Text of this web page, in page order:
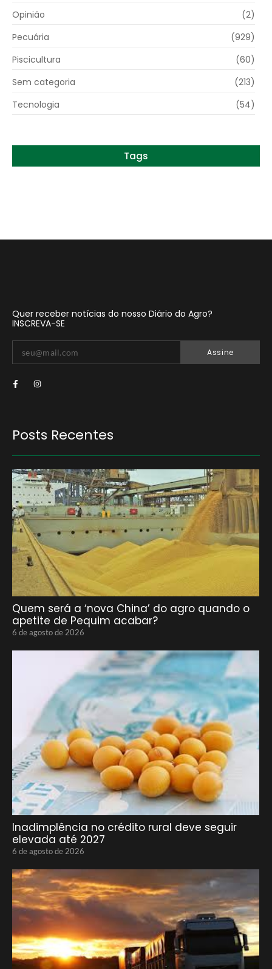
Opinião
(2)
Pecuária
(929)
Piscicultura
(60)
Sem categoria
(213)
Tecnologia
(54)
Tags
Quer receber notícias do nosso Diário do Agro?
INSCREVA-SE
Assine
Posts Recentes
Quem será a ‘nova China’ do agro quando o
apetite de Pequim acabar?
6 de agosto de 2026
Inadimplência no crédito rural deve seguir
elevada até 2027
6 de agosto de 2026